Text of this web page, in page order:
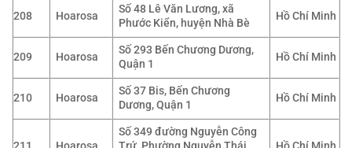
208 Hoarosa
Số 48 Lê Văn Lương, xã
Phước Kiển, huyện Nhà Bè
Hồ Chí Minh
209 Hoarosa
Số 293 Bến Chương Dương,
Quận 1
Hồ Chí Minh
210 Hoarosa
Số 37 Bis, Bến Chương
Dương, Quận 1
Hồ Chí Minh
Số 349 đường Nguyễn Công